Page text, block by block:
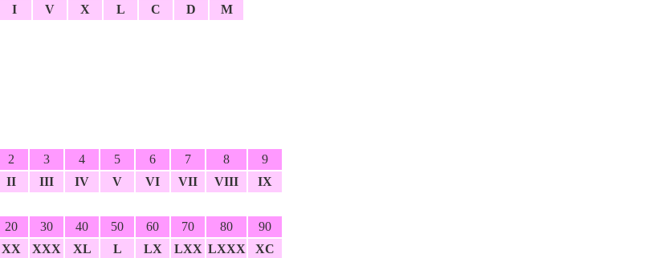
I
V X L C D M
2 3 4 5 6 7 8
9
II III IV V VI VII VIII IX
20 30 40 50 60 70 80
90
XX XXX XL L LX LXX LXXX XC